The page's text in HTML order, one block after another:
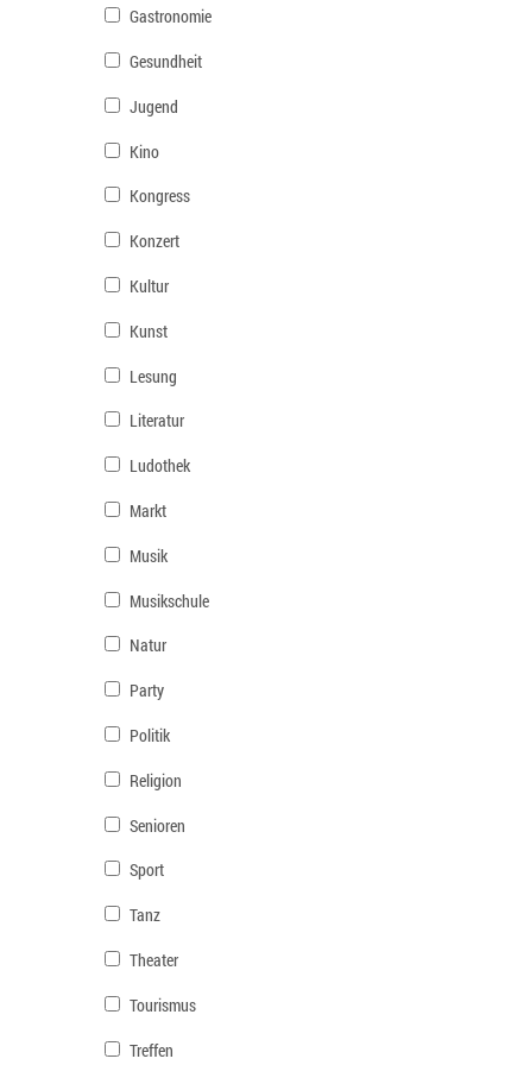
Gastronomie
Gesundheit
Jugend
Kino
Kongress
Konzert
Kultur
Kunst
Lesung
Literatur
Ludothek
Markt
Musik
Musikschule
Natur
Party
Politik
Religion
Senioren
Sport
Tanz
Theater
Tourismus
Treffen